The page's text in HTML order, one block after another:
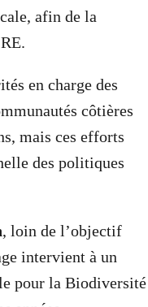
afin de la
en charge des
côtières
mais ces efforts
des politiques
, loin de l’objectif
intervient à un
pour la Biodiversité